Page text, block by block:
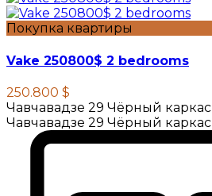
Покупка квартиры
Vake 250800$ 2 bedrooms
250.800 $
Чавчавадзе 29 Чёрный каркас
Чавчавадзе 29 Чёрный каркас